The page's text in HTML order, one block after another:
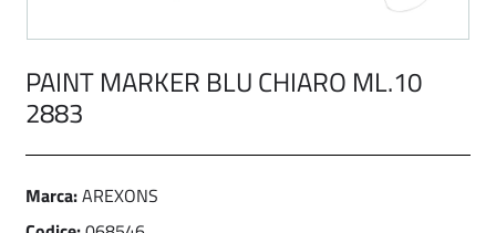
PAINT MARKER BLU CHIARO ML.10
2883
Marca:AREXONS